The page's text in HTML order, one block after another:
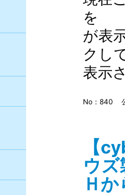
を
が表
クし
表示
No：840
【
ウ
Ｈ